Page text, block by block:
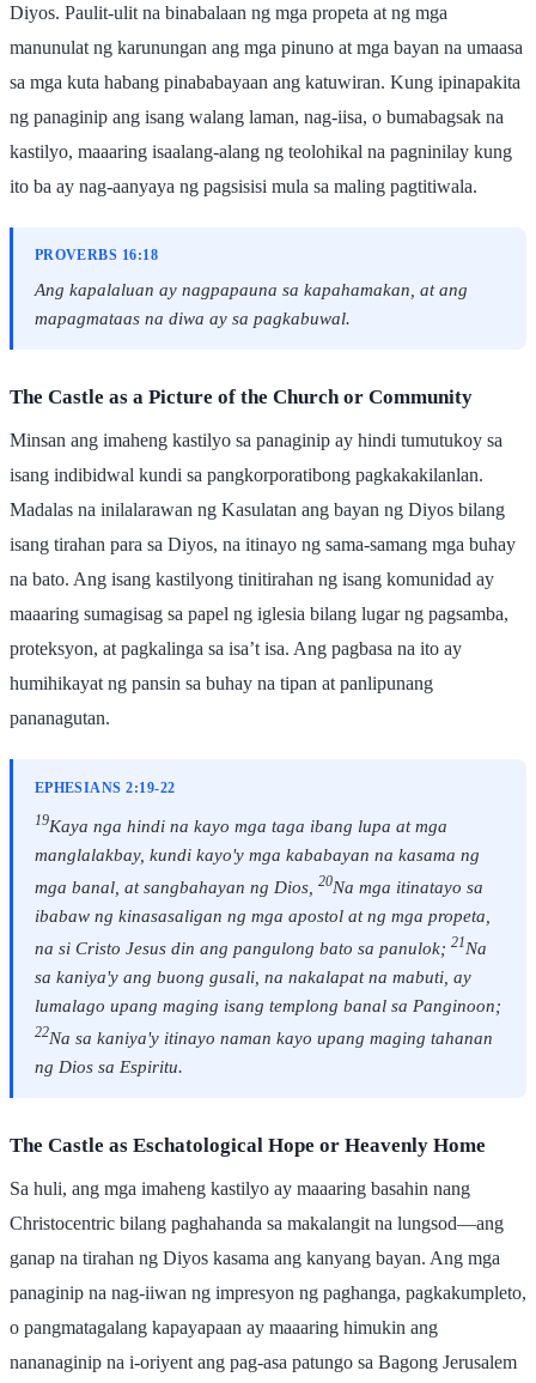
Diyos. Paulit-ulit na binabalaan ng mga propeta at ng mga
manunulat ng karunungan ang mga pinuno at mga bayan na umaasa
sa mga kuta habang pinababayaan ang katuwiran. Kung ipinapakita
ng panaginip ang isang walang laman, nag-iisa, o bumabagsak na
kastilyo, maaaring isaalang-alang ng teolohikal na pagninilay kung
ito ba ay nag-aanyaya ng pagsisisi mula sa maling pagtitiwala.
PROVERBS 16:18
Ang kapalaluan ay nagpapauna sa kapahamakan, at ang
mapagmataas na diwa ay sa pagkabuwal.
The Castle as a Picture of the Church or Community
Minsan ang imaheng kastilyo sa panaginip ay hindi tumutukoy sa
isang indibidwal kundi sa pangkorporatibong pagkakakilanlan.
Madalas na inilalarawan ng Kasulatan ang bayan ng Diyos bilang
isang tirahan para sa Diyos, na itinayo ng sama-samang mga buhay
na bato. Ang isang kastilyong tinitirahan ng isang komunidad ay
maaaring sumagisag sa papel ng iglesia bilang lugar ng pagsamba,
proteksyon, at pagkalinga sa isa’t isa. Ang pagbasa na ito ay
humihikayat ng pansin sa buhay na tipan at panlipunang
pananagutan.
EPHESIANS 2:19-22
19Kaya nga hindi na kayo mga taga ibang lupa at mga
manglalakbay, kundi kayo'y mga kababayan na kasama ng
mga banal, at sangbahayan ng Dios, 20Na mga itinatayo sa
ibabaw ng kinasasaligan ng mga apostol at ng mga propeta,
na si Cristo Jesus din ang pangulong bato sa panulok; 21Na
sa kaniya'y ang buong gusali, na nakalapat na mabuti, ay
lumalago upang maging isang templong banal sa Panginoon;
22Na sa kaniya'y itinayo naman kayo upang maging tahanan
ng Dios sa Espiritu.
The Castle as Eschatological Hope or Heavenly Home
Sa huli, ang mga imaheng kastilyo ay maaaring basahin nang
Christocentric bilang paghahanda sa makalangit na lungsod—ang
ganap na tirahan ng Diyos kasama ang kanyang bayan. Ang mga
panaginip na nag-iiwan ng impresyon ng paghanga, pagkakumpleto,
o pangmatagalang kapayapaan ay maaaring himukin ang
nananaginip na i-oriyent ang pag-asa patungo sa Bagong Jerusalem